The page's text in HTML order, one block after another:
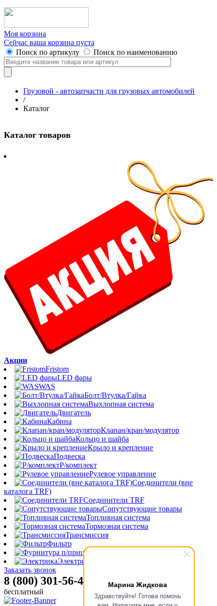
Марина Жидкова
Здравствуйте! Готова помочь
Моя корзина
Сейчас ваша корзина пуста
Поиск по артикулу
Поиск по наименованию
Грузовой - автозапчасти для грузовых автомобилей
/
Каталог
Каталог товаров
Акции
Fristom
LED фары
WAS
Болт/Втулка/Гайка
Выхлопная система
Двигатель
Кабина
Клапан/кран/модулятор
Кольцо и шайба
Крыло и крепление
Подвеска
Р/комплект
Рулевое управление
Соединители (вне
каталога TRF)
Соединители TRF
Сопутствующие товары
Топливная система
Тормозная система
Трансмиссия
Фильтр
Электрика
Заказать звонок
8 (800) 301-56-47
бесплатный